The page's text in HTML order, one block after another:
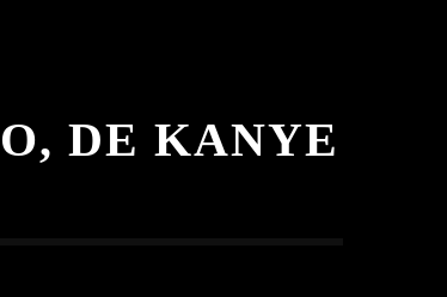
DE KANYE